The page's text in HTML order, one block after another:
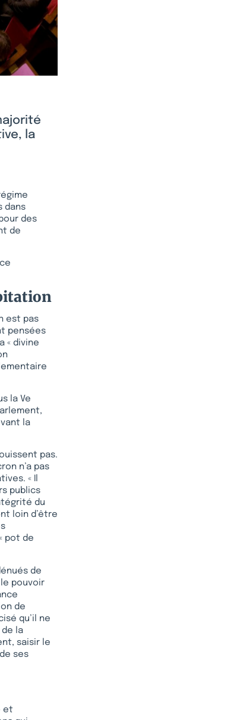
la
dans
des
de
est pas
pensées
« divine
la Ve
la
pas.
n’a pas
« Il
publics
du
loin d’être
pot de
de
pouvoir
de
qu’il ne
la
saisir le
ses
et